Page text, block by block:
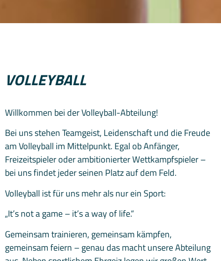
VOLLEYBALL
Willkommen bei der Volleyball-Abteilung!
Bei uns stehen Teamgeist, Leidenschaft und die Freude
am Volleyball im Mittelpunkt. Egal ob Anfänger,
Freizeitspieler oder ambitionierter Wettkampfspieler –
bei uns findet jeder seinen Platz auf dem Feld.
Volleyball ist für uns mehr als nur ein Sport:
„It’s not a game – it’s a way of life.“
Gemeinsam trainieren, gemeinsam kämpfen,
gemeinsam feiern – genau das macht unsere Abteilung